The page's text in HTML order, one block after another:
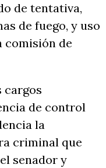
de tentativa,
de fuego, y uso
comisión de
cargos
de control
la
criminal que
senador y